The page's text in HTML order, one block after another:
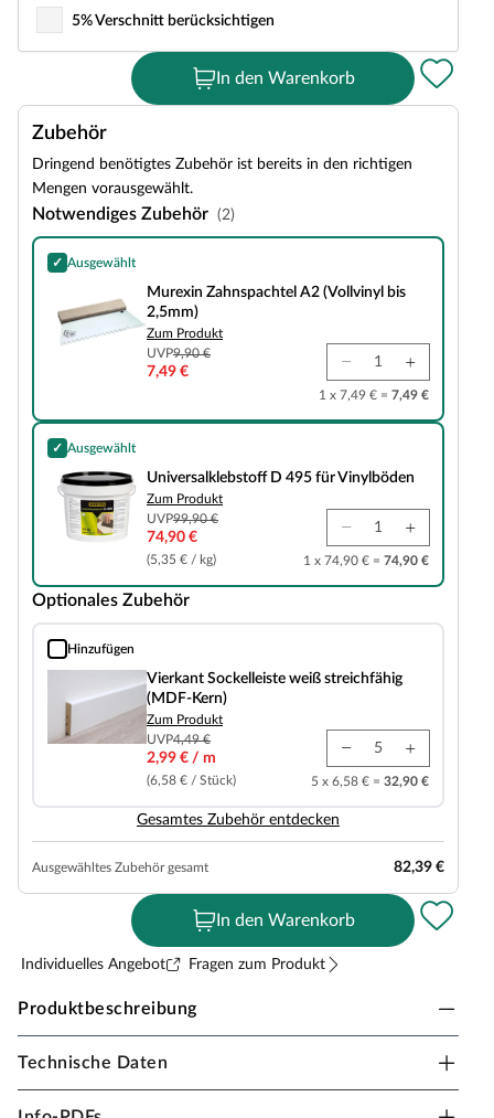
5% Verschnitt berücksichtigen
In den Warenkorb
Zubehör
Dringend benötigtes Zubehör ist bereits in den richtigen
Mengen vorausgewählt.
Notwendiges Zubehör (2)
✓ Ausgewählt
Murexin Zahnspachtel A2 (Vollvinyl bis 2,5mm)
Murexin Zahnspachtel A2 (Vollvinyl bis
2,5mm)
Zum Produkt
UVP9,90 €
7,49 €
1 x 7,49 € = 7,49 €
✓ Ausgewählt
Universalklebstoff D 495 für Vinylböden
Universalklebstoff D 495 für Vinylböden
Zum Produkt
UVP99,90 €
74,90 €
(5,35 € / kg) 1 x 74,90 € = 74,90 €
Optionales Zubehör
Hinzufügen
Vierkant Sockelleiste weiß streichfähig (MDF-Kern)
Vierkant Sockelleiste weiß streichfähig
(MDF-Kern)
Zum Produkt
UVP4,49 €
2,99 € / m
(6,58 € / Stück) 5 x 6,58 € = 32,90 €
Gesamtes Zubehör entdecken
Ausgewähltes Zubehör gesamt 82,39 €
In den Warenkorb
Individuelles Angebot Fragen zum Produkt
Produktbeschreibung
Basicfloor Vinyl-Dryback Eiche Markant
Technische Daten